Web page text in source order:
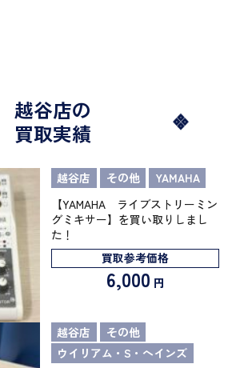
越谷店の
買取実績
越谷店 その他
YAMAHA
【YAMAHA ライブストリーミン
グミキサー】を買い取りしまし
た！
買取参考価格
6,000 円
越谷店
その他
ウイリアム・S・ヘインズ